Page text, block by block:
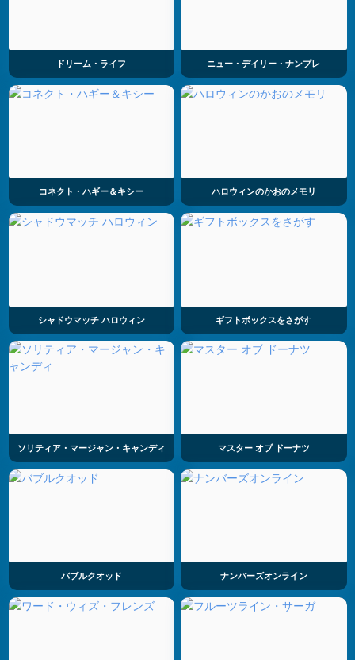
ドリーム・ライフ ニュー・デイリー・ナンプレ
コネクト・ハギー＆キシー ハロウィンのかおのメモリ
シャドウマッチ ハロウィン ギフトボックスをさがす
ソリティア・マージャン・キャンディ マスター オブ ドーナツ
バブルクオッド ナンバーズオンライン